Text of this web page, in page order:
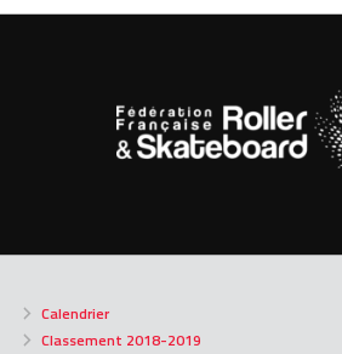
Calendrier
Classement 2018-2019